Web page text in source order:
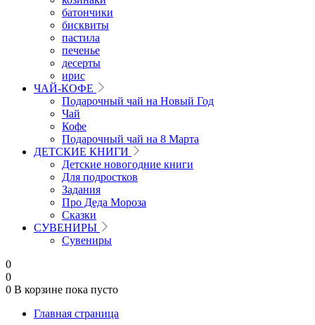
батончики
бисквиты
пастила
печенье
десерты
ирис
ЧАЙ-КОФЕ
Подарочный чай на Новый Год
Чай
Кофе
Подарочный чай на 8 Марта
ДЕТСКИЕ КНИГИ
Детские новогодние книги
Для подростков
Задания
Про Деда Мороза
Сказки
СУВЕНИРЫ
Сувениры
0
0
0 В корзине пока пусто
Главная страница